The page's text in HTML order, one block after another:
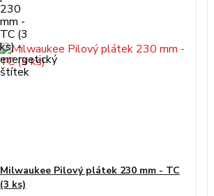
Milwaukee Pilový plátek 230 mm - TC
(3 ks)